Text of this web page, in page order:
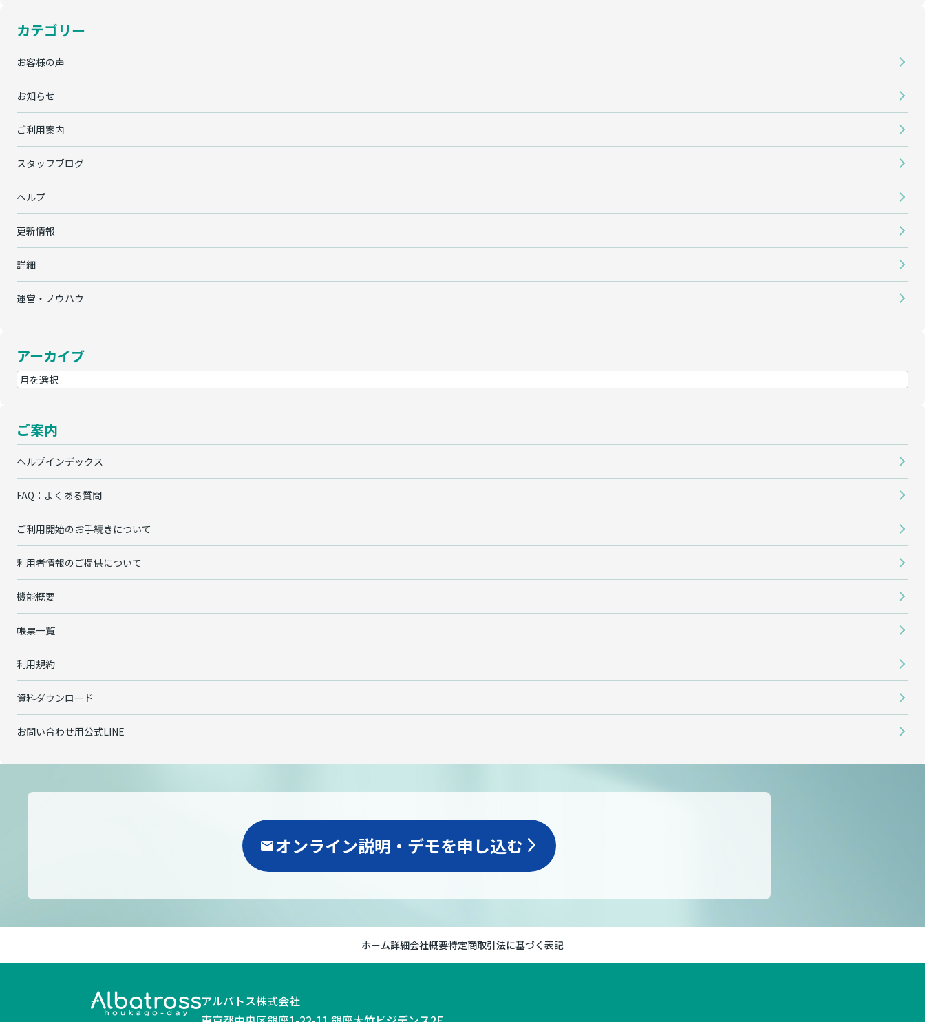
カテゴリー
お客様の声
お知らせ
ご利用案内
スタッフブログ
ヘルプ
更新情報
詳細
運営・ノウハウ
アーカイブ
ご案内
ヘルプインデックス
FAQ：よくある質問
ご利用開始のお手続きについて
利用者情報のご提供について
機能概要
帳票一覧
利用規約
資料ダウンロード
お問い合わせ用公式LINE
オンライン説明・デモを申し込む arrow_forward_ios
ホーム詳細会社概要特定商取引法に基づく表記
アルバトス株式会社